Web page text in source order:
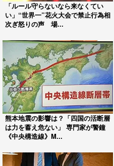
「ルール守らないなら来なくてい
い」“世界一”花火大会で禁止行為相
次ぎ怒りの声 場...
熊本地震の影響は？「四国の活断層
は力を蓄え危ない」 専門家が警鐘
《中央構造線》M...